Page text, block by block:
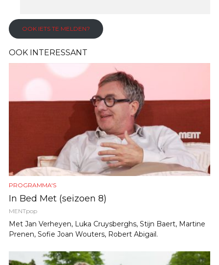
OOK IETS TE MELDEN?
OOK INTERESSANT
PROGRAMMA'S
In Bed Met (seizoen 8)
MENTpop
Met Jan Verheyen, Luka Cruysberghs, Stijn Baert, Martine
Prenen, Sofie Joan Wouters, Robert Abigail.